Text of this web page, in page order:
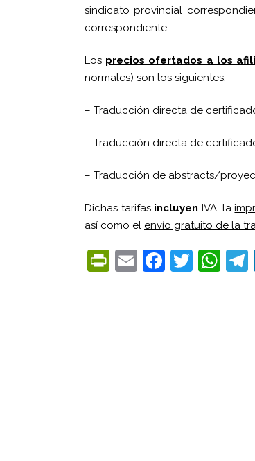
sindicato provincial
correspondiente.
Los precios ofertados a los
normales) son los siguientes:
– Traducción directa de
– Traducción directa de
– Traducción de abstracts/
Dichas tarifas incluyen IVA, la
así como el envío gratuito de la
PrintFriendly
Email